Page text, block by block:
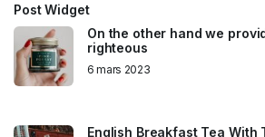
Post Widget
On the other hand we
righteous
6 mars 2023
English Breakfast Tea With